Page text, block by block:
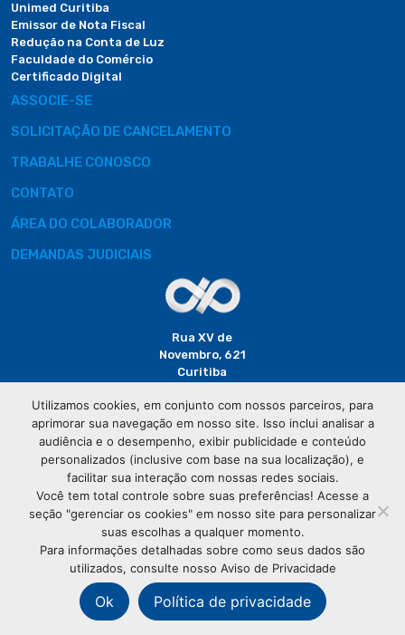
Unimed Curitiba
Emissor de Nota Fiscal
Redução na Conta de Luz
Faculdade do Comércio
Certificado Digital
ASSOCIE-SE
SOLICITAÇÃO DE CANCELAMENTO
TRABALHE CONOSCO
CONTATO
ÁREA DO COLABORADOR
DEMANDAS JUDICIAIS
Rua XV de
Novembro, 621
Curitiba
(41) 3320-
2929
© CopyrightAssociação Comercial do Paraná - Todos os
direitos reservados
76.583.004/0001-01
Utilizamos cookies, em conjunto com nossos parceiros, para
aprimorar sua navegação em nosso site. Isso inclui analisar a
audiência e o desempenho, exibir publicidade e conteúdo
personalizados (inclusive com base na sua localização), e
facilitar sua interação com nossas redes sociais.
Você tem total controle sobre suas preferências! Acesse a
seção "gerenciar os cookies" em nosso site para personalizar
suas escolhas a qualquer momento.
Para informações detalhadas sobre como seus dados são
utilizados, consulte nosso Aviso de Privacidade
Ok Política de privacidade